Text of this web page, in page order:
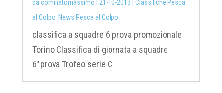
da cominatomassimo 21-10-2013
Classifiche Pesca
al Colpo, News Pesca al Colpo
classifica a squadre 6 prova promozionale
Torino Classifica di giornata a squadre
6°prova Trofeo serie C